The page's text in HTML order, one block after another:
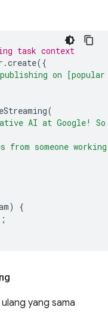
task context
.create({
on [popular
(
AI at Google!
from someone
)
{
yang sama